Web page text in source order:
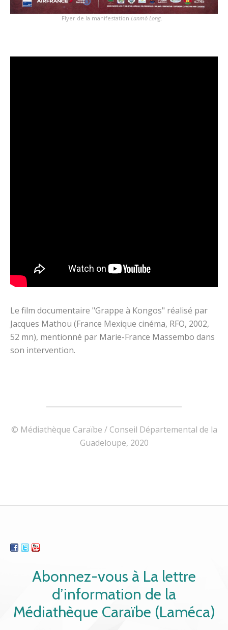
Flyer de la manifestation Lanmò Long.
Le film documentaire "Grappe à Kongos" réalisé par
Jacques Mathou (France Mexique cinéma, RFO, 2002,
52 mn), mentionné par Marie-France Massembo dans
son intervention.
© Médiathèque Caraïbe / Conseil Départemental de la
Guadeloupe, 2020
Abonnez-vous à La lettre
d’information de la
Médiathèque Caraïbe (Laméca)